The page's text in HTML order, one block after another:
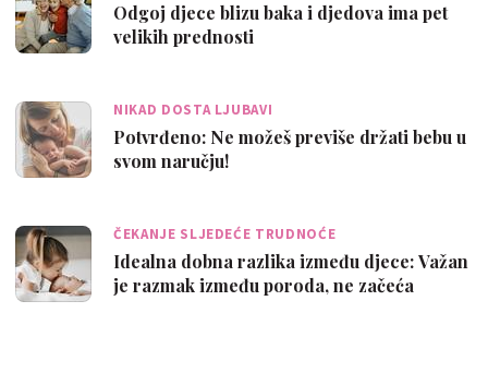
Odgoj djece blizu baka i djedova ima pet
velikih prednosti
NIKAD DOSTA LJUBAVI
Potvrđeno: Ne možeš previše držati bebu u
svom naručju!
ČEKANJE SLJEDEĆE TRUDNOĆE
Idealna dobna razlika između djece: Važan
je razmak između poroda, ne začeća